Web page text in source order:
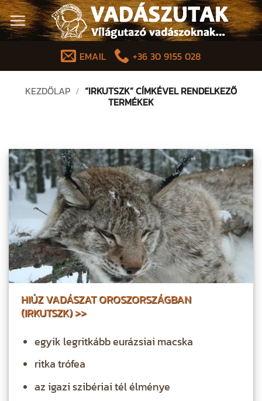
Skip
to
content
EMAIL
+36 30 9155 028
KEZDŐLAP / “IRKUTSZK” CÍMKÉVEL RENDELKEZŐ
TERMÉKEK
HIÚZ VADÁSZAT OROSZORSZÁGBAN
(IRKUTSZK) >>
egyik legritkább eurázsiai macska
ritka trófea
az igazi szibériai tél élménye